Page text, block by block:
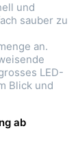
und
sauber zu
an.
LED-
Blick und
ab